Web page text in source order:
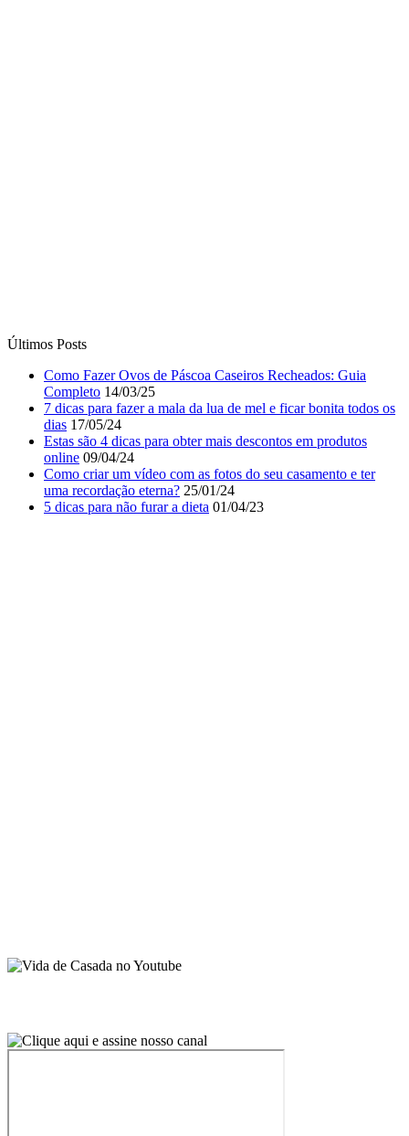
Últimos Posts
Como Fazer Ovos de Páscoa Caseiros Recheados: Guia
Completo 14/03/25
7 dicas para fazer a mala da lua de mel e ficar bonita todos os
dias 17/05/24
Estas são 4 dicas para obter mais descontos em produtos
online 09/04/24
Como criar um vídeo com as fotos do seu casamento e ter
uma recordação eterna? 25/01/24
5 dicas para não furar a dieta 01/04/23